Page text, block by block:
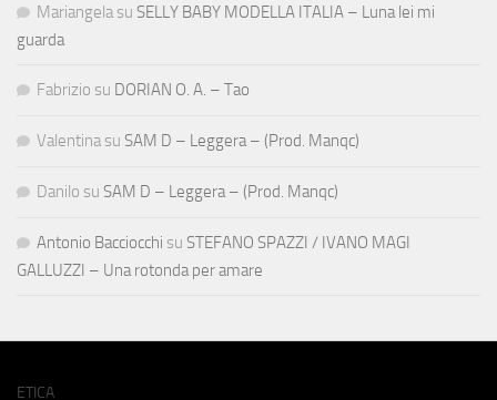
Mariangela su SELLY BABY MODELLA ITALIA – Luna lei mi
guarda
Fabrizio su DORIAN O. A. – Tao
Valentina su SAM D – Leggera – (Prod. Manqc)
Danilo su SAM D – Leggera – (Prod. Manqc)
Antonio Bacciocchi su STEFANO SPAZZI / IVANO MAGI
GALLUZZI – Una rotonda per amare
ETICA